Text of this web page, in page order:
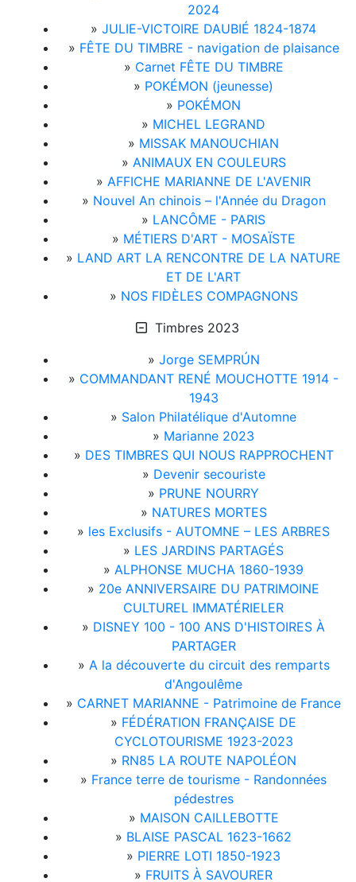
2024
» JULIE-VICTOIRE DAUBIÉ 1824-1874
» FÊTE DU TIMBRE - navigation de plaisance
» Carnet FÊTE DU TIMBRE
» POKÉMON (jeunesse)
» POKÉMON
» MICHEL LEGRAND
» MISSAK MANOUCHIAN
» ANIMAUX EN COULEURS
» AFFICHE MARIANNE DE L'AVENIR
» Nouvel An chinois – l'Année du Dragon
» LANCÔME - PARIS
» MÉTIERS D'ART - MOSAÏSTE
» LAND ART LA RENCONTRE DE LA NATURE
ET DE L'ART
» NOS FIDÈLES COMPAGNONS
Timbres 2023
» Jorge SEMPRÚN
» COMMANDANT RENÉ MOUCHOTTE 1914 -
1943
» Salon Philatélique d'Automne
» Marianne 2023
» DES TIMBRES QUI NOUS RAPPROCHENT
» Devenir secouriste
» PRUNE NOURRY
» NATURES MORTES
» les Exclusifs - AUTOMNE – LES ARBRES
» LES JARDINS PARTAGÉS
» ALPHONSE MUCHA 1860-1939
» 20e ANNIVERSAIRE DU PATRIMOINE
CULTUREL IMMATÉRIELER
» DISNEY 100 - 100 ANS D'HISTOIRES À
PARTAGER
» A la découverte du circuit des remparts
d'Angoulême
» CARNET MARIANNE - Patrimoine de France
» FÉDÉRATION FRANÇAISE DE
CYCLOTOURISME 1923-2023
» RN85 LA ROUTE NAPOLÉON
» France terre de tourisme - Randonnées
pédestres
» MAISON CAILLEBOTTE
» BLAISE PASCAL 1623-1662
» PIERRE LOTI 1850-1923
» FRUITS À SAVOURER